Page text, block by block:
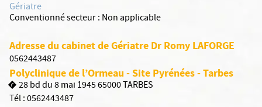
Gériatre
Conventionné secteur : Non applicable
Adresse du cabinet de Gériatre Dr Romy LAFORGE
0562443487
Polyclinique de l’Ormeau - Site Pyrénées - Tarbes
28 bd du 8 mai 1945 65000 TARBES
Tél :0562443487